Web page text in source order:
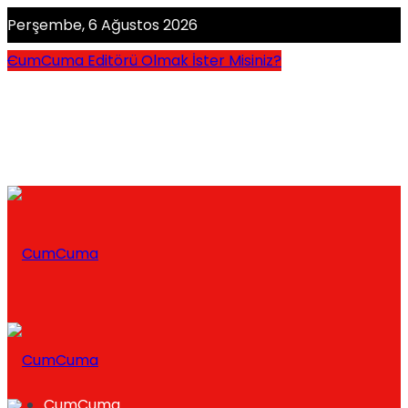
Perşembe, 6 Ağustos 2026
CumCuma Editörü Olmak İster Misiniz?